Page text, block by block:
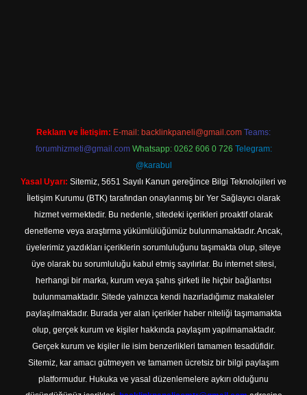
Reklam ve İletişim: E-mail: backlinkpaneli@gmail.com Teams:
forumhizmeti@gmail.com Whatsapp: 0262 606 0 726 Telegram:
@karabul
Yasal Uyarı: Sitemiz, 5651 Sayılı Kanun gereğince Bilgi Teknolojileri ve
İletişim Kurumu (BTK) tarafından onaylanmış bir Yer Sağlayıcı olarak
hizmet vermektedir. Bu nedenle, sitedeki içerikleri proaktif olarak
denetleme veya araştırma yükümlülüğümüz bulunmamaktadır. Ancak,
üyelerimiz yazdıkları içeriklerin sorumluluğunu taşımakta olup, siteye
üye olarak bu sorumluluğu kabul etmiş sayılırlar. Bu internet sitesi,
herhangi bir marka, kurum veya şahıs şirketi ile hiçbir bağlantısı
bulunmamaktadır. Sitede yalnızca kendi hazırladığımız makaleler
paylaşılmaktadır. Burada yer alan içerikler haber niteliği taşımamakta
olup, gerçek kurum ve kişiler hakkında paylaşım yapılmamaktadır.
Gerçek kurum ve kişiler ile isim benzerlikleri tamamen tesadüfidir.
Sitemiz, kar amacı gütmeyen ve tamamen ücretsiz bir bilgi paylaşım
platformudur. Hukuka ve yasal düzenlemelere aykırı olduğunu